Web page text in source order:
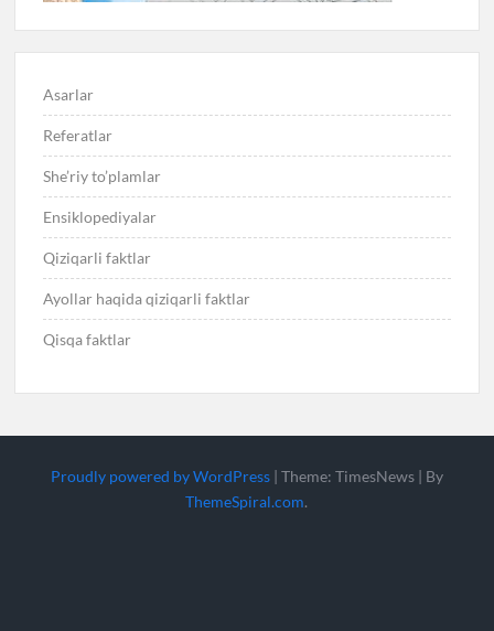
Asarlar
Referatlar
She’riy to’plamlar
Ensiklopediyalar
Qiziqarli faktlar
Ayollar haqida qiziqarli faktlar
Qisqa faktlar
Proudly powered by WordPress | Theme: TimesNews | By
ThemeSpiral.com.